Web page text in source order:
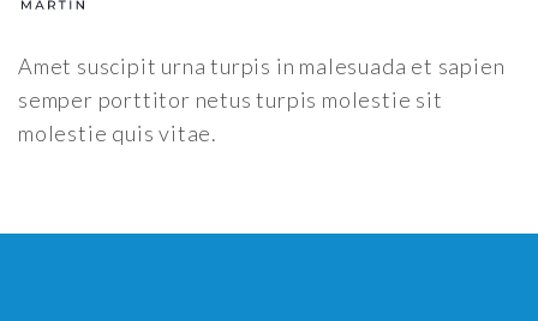
Amet suscipit urna turpis in malesuada et sapien
semper porttitor netus turpis molestie sit
molestie quis vitae.